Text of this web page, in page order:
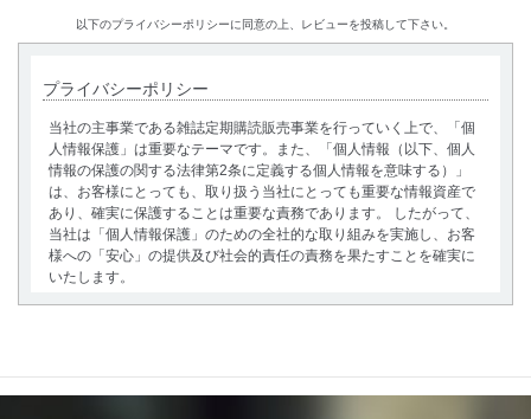
以下のプライバシーポリシーに同意の上、レビューを投稿して下さい。
プライバシーポリシー
当社の主事業である雑誌定期購読販売事業を行っていく上で、「個
人情報保護」は重要なテーマです。また、「個人情報（以下、個人
情報の保護の関する法律第2条に定義する個人情報を意味する）」
は、お客様にとっても、取り扱う当社にとっても重要な情報資産で
あり、確実に保護することは重要な責務であります。 したがって、
当社は「個人情報保護」のための全社的な取り組みを実施し、お客
様への「安心」の提供及び社会的責任の責務を果たすことを確実に
いたします。
確にし、本人の同意を得たうえで利用目的の達成に必要な範囲内で
適法かつ公正な手段によって取得・利用・提供を行います。また、